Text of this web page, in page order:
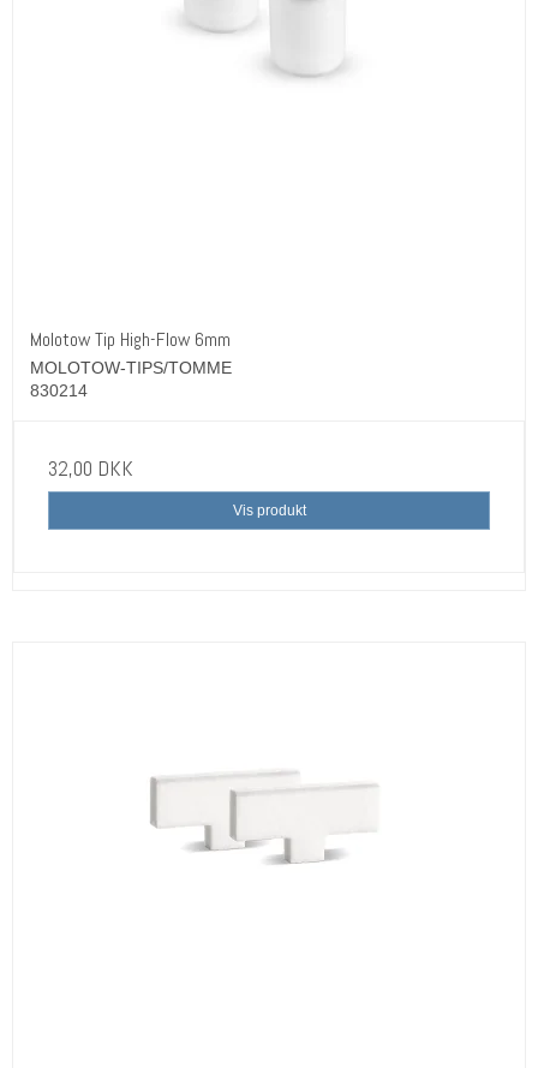
Molotow Tip High-Flow 6mm
MOLOTOW-TIPS/TOMME
830214
32,00 DKK
Vis produkt